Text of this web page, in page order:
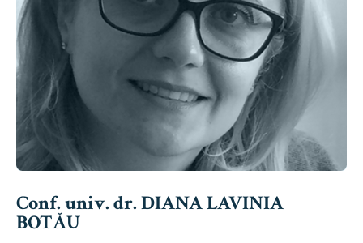
Conf. univ. dr. DIANA LAVINIA
BOTĂU